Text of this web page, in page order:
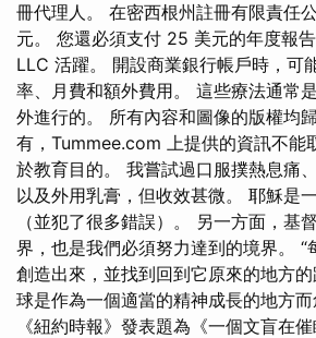
冊代理人。 在密西根州註冊有限責任
元。 您還必須支付 25 美元的年度報
LLC 活躍。 開設商業銀行帳戶時，可
率、月費和額外費用。 這些療法通常
外進行的。 所有內容和圖像的版權均
有，Tummee.com 上提供的資訊不能
於教育目的。 我嘗試過口服撲熱息痛
以及外用乳膏，但收效甚微。 耶穌是
（並犯了很多錯誤）。 另一方面，基
界，也是我們必須努力達到的境界。 “
創造出來，並找到回到它原來的地方
球是作為一個適當的精神成長的地方而
《紐約時報》發表題為《一個文盲在